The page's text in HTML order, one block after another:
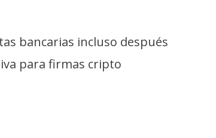
bancarias incluso después
para firmas cripto